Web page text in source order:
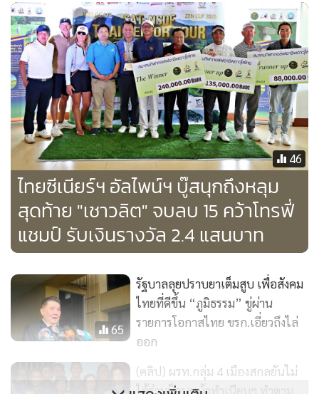
46
ไทยซีเนียร์ฯ อัลไพน์ฯ บู๊สนุกถึงหลุม
สุดท้าย "เชาวลิต" จบลบ 15 คว้าโทรฟี่
แชมป์ รับเงินรางวัล 2.4 แสนบาท
65
รัฐบาลลุยปราบยาเต็มสูบ เพื่อสังคม
ไทยที่ดีขึ้น “ภูมิธรรม” ขู่ผ่าน
รายการโอกาสไทย ขรก.เอี่ยวถึงไล่
ออก
(คลิป) ผรท.กลุ่ม 4 เมืองสกลยันไม่
ได้ร่วมม็อบหน้าทำเนียบฯ ทำตาม